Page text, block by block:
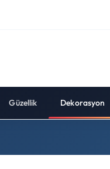
Güzellik Dekorasyon